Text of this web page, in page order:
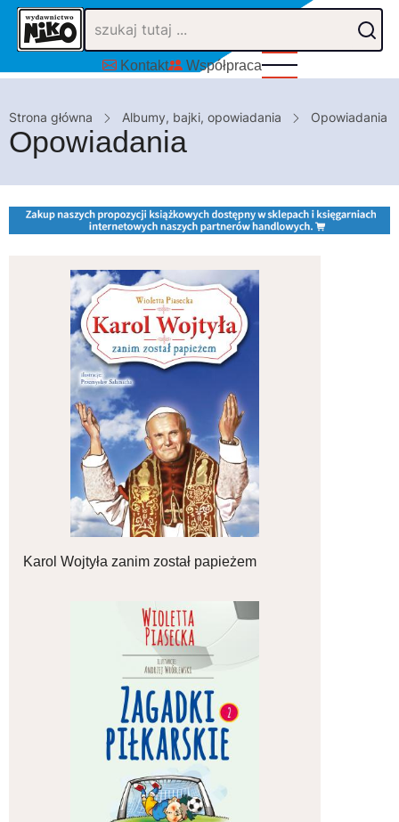
Przejdź
treści
Kontakt Współpraca
Ścieżka
nawigacyjna
Strona główna Albumy, bajki, opowiadania Opowiadania
Opowiadania
Karol Wojtyła zanim został papieżem